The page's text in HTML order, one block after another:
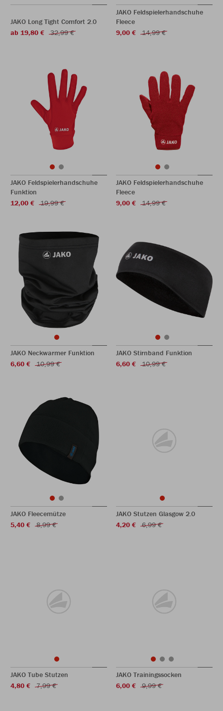
JAKO Long Tight Comfort 2.0
ab 19,80 €
32,99 €
JAKO Feldspielerhandschuhe
Fleece
9,00 €
14,99 €
JAKO Feldspielerhandschuhe
Funktion
12,00 €
19,99 €
JAKO Feldspielerhandschuhe
Fleece
9,00 €
14,99 €
JAKO Neckwarmer Funktion
6,60 €
10,99 €
JAKO Stirnband Funktion
6,60 €
10,99 €
JAKO Fleecemütze
5,40 €
8,99 €
JAKO Stutzen Glasgow 2.0
4,20 €
6,99 €
JAKO Tube Stutzen
4,80 €
7,99 €
JAKO Trainingssocken
6,00 €
9,99 €